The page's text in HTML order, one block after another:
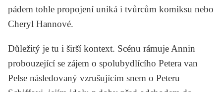
pádem tohle propojení uniká i tvůrcům komiksu nebo
Cheryl Hannové.
Důležitý je tu i širší kontext. Scénu rámuje Annin
probouzející se zájem o spolubydlícího Petera van
Pelse následovaný vzrušujícím snem o Peteru